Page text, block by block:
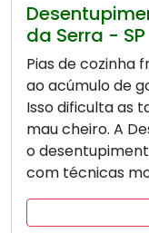
da Serra - SP
Pias de cozinha
ao acúmulo de
Isso dificulta as
mau cheiro. A
o
com técnicas